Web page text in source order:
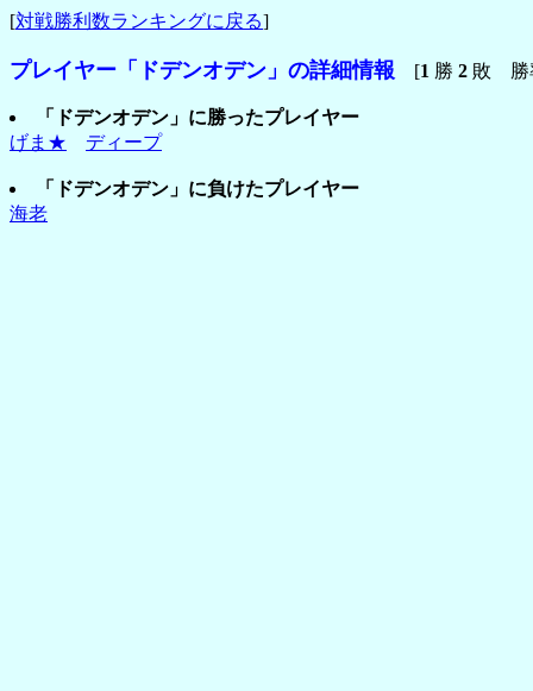
[対戦勝利数ランキングに戻る]
プレイヤー「ドデンオデン」の詳細情報 [1 勝 2 敗 勝
「ドデンオデン」に勝ったプレイヤー
げま★
ディープ
「ドデンオデン」に負けたプレイヤー
海老